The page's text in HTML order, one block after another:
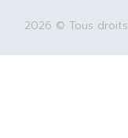
2026 © Tous